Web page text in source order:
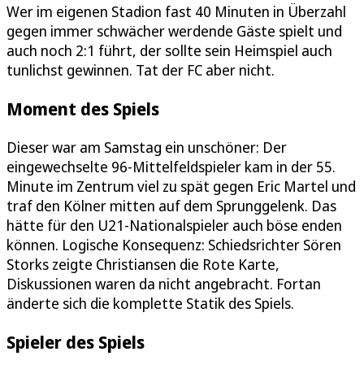
Wer im eigenen Stadion fast 40 Minuten in Überzahl
gegen immer schwächer werdende Gäste spielt und
auch noch 2:1 führt, der sollte sein Heimspiel auch
tunlichst gewinnen. Tat der FC aber nicht.
Moment des Spiels
Dieser war am Samstag ein unschöner: Der
eingewechselte 96-Mittelfeldspieler kam in der 55.
Minute im Zentrum viel zu spät gegen Eric Martel und
traf den Kölner mitten auf dem Sprunggelenk. Das
hätte für den U21-Nationalspieler auch böse enden
können. Logische Konsequenz: Schiedsrichter Sören
Storks zeigte Christiansen die Rote Karte,
Diskussionen waren da nicht angebracht. Fortan
änderte sich die komplette Statik des Spiels.
Spieler des Spiels